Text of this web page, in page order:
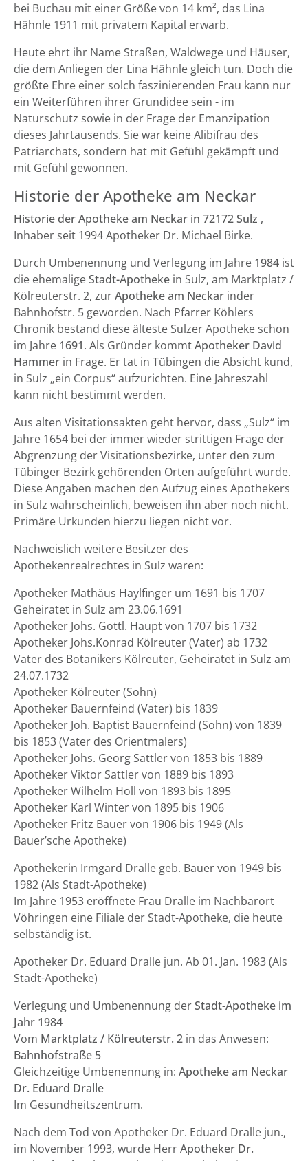
bei Buchau mit einer Größe von 14 km², das Lina
Hähnle 1911 mit privatem Kapital erwarb.
Heute ehrt ihr Name Straßen, Waldwege und Häuser,
die dem Anliegen der Lina Hähnle gleich tun. Doch die
größte Ehre einer solch faszinierenden Frau kann nur
ein Weiterführen ihrer Grundidee sein - im
Naturschutz sowie in der Frage der Emanzipation
dieses Jahrtausends. Sie war keine Alibifrau des
Patriarchats, sondern hat mit Gefühl gekämpft und
mit Gefühl gewonnen.
Historie der Apotheke am Neckar
Historie der Apotheke am Neckar in 72172 Sulz ,
Inhaber seit 1994 Apotheker Dr. Michael Birke.
Durch Umbenennung und Verlegung im Jahre 1984 ist
die ehemaligeStadt-Apotheke in Sulz, am Marktplatz /
Kölreuterstr. 2, zurApotheke am Neckar inder
Bahnhofstr. 5 geworden. Nach Pfarrer Köhlers
Chronik bestand diese älteste Sulzer Apotheke schon
im Jahre 1691. Als Gründer kommtApotheker David
Hammer in Frage. Er tat in Tübingen die Absicht kund,
in Sulz „ein Corpus“ aufzurichten. Eine Jahreszahl
kann nicht bestimmt werden.
Aus alten Visitationsakten geht hervor, dass „Sulz“ im
Jahre 1654 bei der immer wieder strittigen Frage der
Abgrenzung der Visitationsbezirke, unter den zum
Tübinger Bezirk gehörenden Orten aufgeführt wurde.
Diese Angaben machen den Aufzug eines Apothekers
in Sulz wahrscheinlich, beweisen ihn aber noch nicht.
Primäre Urkunden hierzu liegen nicht vor.
Nachweislich weitere Besitzer des
Apothekenrealrechtes in Sulz waren:
Apotheker Mathäus Haylfinger um 1691 bis 1707
Geheiratet in Sulz am 23.06.1691
Apotheker Johs. Gottl. Haupt von 1707 bis 1732
Apotheker Johs.Konrad Kölreuter (Vater) ab 1732
Vater des Botanikers Kölreuter, Geheiratet in Sulz am
24.07.1732
Apotheker Kölreuter (Sohn)
Apotheker Bauernfeind (Vater) bis 1839
Apotheker Joh. Baptist Bauernfeind (Sohn) von 1839
bis 1853 (Vater des Orientmalers)
Apotheker Johs. Georg Sattler von 1853 bis 1889
Apotheker Viktor Sattler von 1889 bis 1893
Apotheker Wilhelm Holl von 1893 bis 1895
Apotheker Karl Winter von 1895 bis 1906
Apotheker Fritz Bauer von 1906 bis 1949 (Als
Bauer’sche Apotheke)
Apothekerin Irmgard Dralle geb. Bauer von 1949 bis
1982 (Als Stadt-Apotheke)
Im Jahre 1953 eröffnete Frau Dralle im Nachbarort
Vöhringen eine Filiale der Stadt-Apotheke, die heute
selbständig ist.
Apotheker Dr. Eduard Dralle jun. Ab 01. Jan. 1983 (Als
Stadt-Apotheke)
Verlegung und Umbenennung derStadt-Apotheke im
Jahr 1984
Vom Marktplatz / Kölreuterstr. 2 in das Anwesen:
Bahnhofstraße 5
Gleichzeitige Umbenennung in: Apotheke am Neckar
Dr. Eduard Dralle
Im Gesundheitszentrum.
Nach dem Tod von Apotheker Dr. Eduard Dralle jun.,
im November 1993, wurde HerrApotheker Dr.